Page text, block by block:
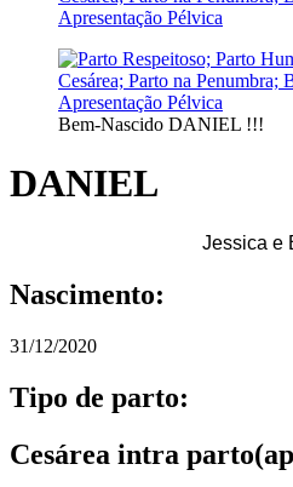
Bem-Nascido DANIEL !!!
DANIEL
Jessica e
Nascimento:
31/12/2020
Tipo de parto:
Cesárea intra